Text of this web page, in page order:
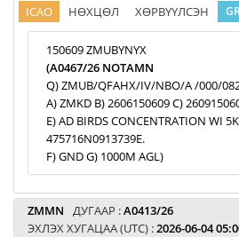
ICAO НӨХЦӨЛ ХӨРВҮҮЛСЭН
150609 ZMUBYNYX
(A0467/26 NOTAMN
Q) ZMUB/QFAHX/IV/NBO/A /000/
A) ZMKD B) 2606150609 C)
E) AD BIRDS CONCENTRATION WI
475716N0913739E.
F) GND G) 1000M AGL)
ZMMN ДУГААР :A0413/26
ЭХЛЭХ ХУГАЦАА (UTC) :2026-06-04